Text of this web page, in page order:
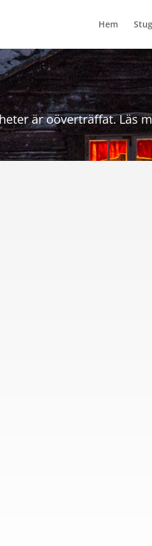
Hem
är oöverträffat. Läs